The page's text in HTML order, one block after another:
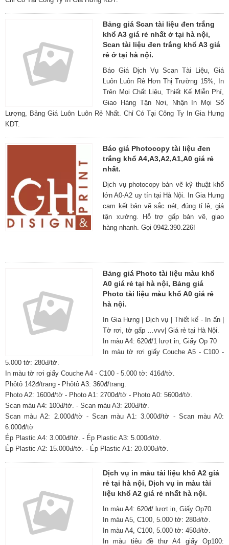
Bảng giá Scan tài liệu đen trắng
khổ A3 giá rẻ nhất ở tại hà nội,
Scan tài liệu đen trắng khổ A3 giá
rẻ ở tại hà nội.
Báo Giá Dịch Vụ Scan Tài Liệu, Giá
Luôn Luôn Rẻ Hơn Thị Trường 15%, In
Trên Mọi Chất Liệu, Thiết Kế Miễn Phí,
Giao Hàng Tận Nơi, Nhận In Mọi Số
Lượng, Bảng Giá Luôn Luôn Rẻ Nhất. Chỉ Có Tại Công Ty In Gia Hưng
KDT.
Báo giá Photocopy tài liệu đen
trắng khổ A4,A3,A2,A1,A0 giá rẻ
nhất.
Dịch vụ photocopy bản vẽ kỹ thuật khổ
lớn A0-A2 uy tín tại Hà Nội. In Gia Hưng
cam kết bản vẽ sắc nét, đúng tỉ lệ, giá
tận xưởng. Hỗ trợ gấp bản vẽ, giao
hàng nhanh. Gọi 0942.390.226!
Bảng giá Photo tài liệu màu khổ
A0 giá rẻ tại hà nội, Bảng giá
Photo tài liệu màu khổ A0 giá rẻ
hà nội.
In Gia Hưng | Dịch vụ | Thiết kế - In ấn |
Tờ rơi, tờ gấp …vvv| Giá rẻ tại Hà Nội.
In màu A4: 620đ/1 lượt in, Giấy Op 70
In màu tờ rơi giấy Couche A5 - C100 -
5.000 tờ: 280đ/tờ.
In màu tờ rơi giấy Couche A4 - C100 - 5.000 tờ: 416đ/tờ.
Phôtô 142đ/trang - Phôtô A3: 360đ/trang.
Photo A2: 1600đ/tờ - Photo A1: 2700đ/tờ - Photo A0: 5600đ/tờ.
Scan màu A4: 100đ/tờ. - Scan màu A3: 200đ/tờ.
Scan màu A2: 2.000đ/tờ - Scan màu A1: 3.000đ/tờ - Scan màu A0:
6.000đ/tờ
Ép Plastic A4: 3.000đ/tờ. - Ép Plastic A3: 5.000đ/tờ.
Ép Plastic A2: 15.000đ/tờ. - Ép Plastic A1: 20.000đ/tờ.
Dịch vụ in màu tài liệu khổ A2 giá
rẻ tại hà nội, Dịch vụ in màu tài
liệu khổ A2 giá rẻ nhất hà nội.
In màu A4: 620đ/ lượt in, Giấy Op70.
In màu A5, C100, 5.000 tờ: 280đ/tờ.
In màu A4, C100, 5.000 tờ: 450đ/tờ.
In màu tiêu đề thư A4 giấy Op100: